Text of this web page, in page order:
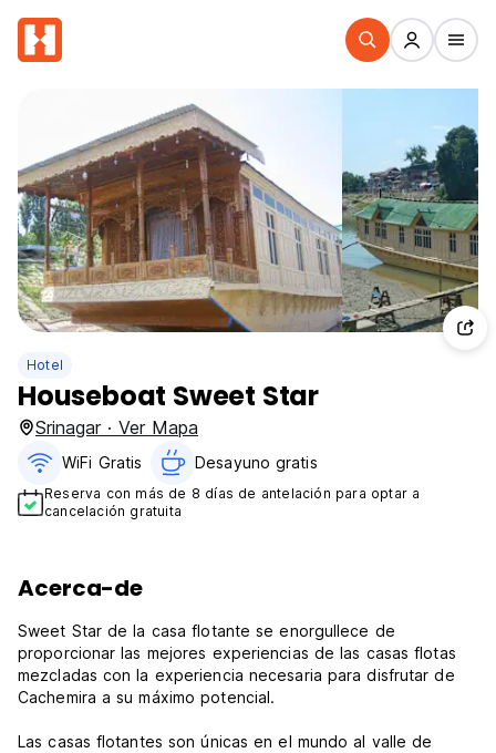
Hotel
Houseboat Sweet Star
Srinagar · Ver Mapa
WiFi Gratis Desayuno gratis
Reserva con más de 8 días de antelación para optar a
cancelación gratuita
Acerca-de
Sweet Star de la casa flotante se enorgullece de
proporcionar las mejores experiencias de las casas flotas
mezcladas con la experiencia necesaria para disfrutar de
Cachemira a su máximo potencial.
Las casas flotantes son únicas en el mundo al valle de